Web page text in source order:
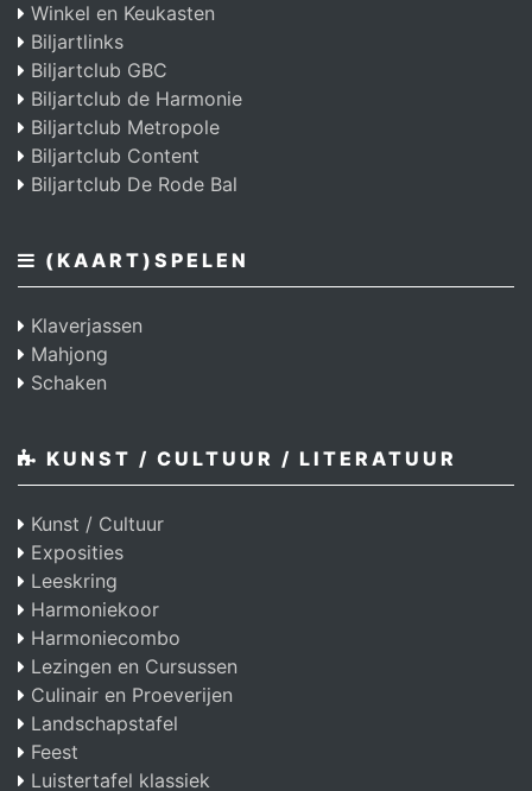
Winkel en Keukasten
Biljartlinks
Biljartclub GBC
Biljartclub de Harmonie
Biljartclub Metropole
Biljartclub Content
Biljartclub De Rode Bal
(KAART)SPELEN
Klaverjassen
Mahjong
Schaken
KUNST / CULTUUR / LITERATUUR
Kunst / Cultuur
Exposities
Leeskring
Harmoniekoor
Harmoniecombo
Lezingen en Cursussen
Culinair en Proeverijen
Landschapstafel
Feest
Luistertafel klassiek